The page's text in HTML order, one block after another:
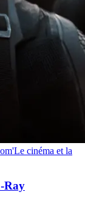
Le cinéma et la
Ray